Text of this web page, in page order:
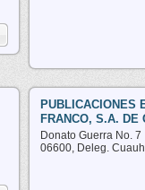
PUBLICACIONES
FRANCO, S.A. DE
Donato Guerra No.
06600, Deleg.